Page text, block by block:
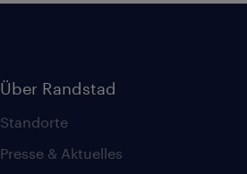
Über Randstad
Standorte
Presse & Aktuelles